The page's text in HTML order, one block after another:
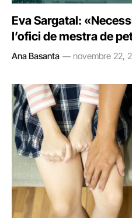
Eva Sargatal:
l’ofici de mestra de
Ana Basanta novembre 22,